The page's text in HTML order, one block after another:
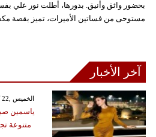
بحضور واثق وأنيق. بدورها، أطلت نور علي
مستوحى من فساتين الأميرات، تميز بقصة
آخر الأخبار
GMT 18:37 2026 الخميس ,22 كانون الثاني / يناير
ياسمين
متنوعة